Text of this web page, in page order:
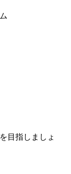
目指しましょ